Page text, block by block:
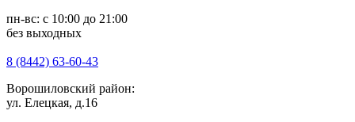
пн-вс: с 10:00 до 21:00
без выходных
8 (8442) 63-60-43
Ворошиловский район:
ул. Елецкая, д.16